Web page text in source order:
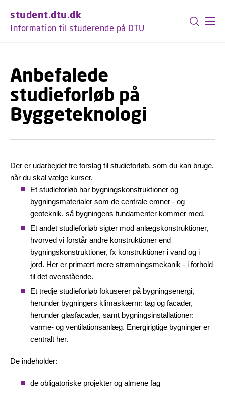
student.dtu.dk
Information til studerende på DTU
Anbefalede
studieforløb på
Byggeteknologi
Der er udarbejdet tre forslag til studieforløb, som du kan bruge,
når du skal vælge kurser.
Et studieforløb har bygningskonstruktioner og
bygningsmaterialer som de centrale emner - og
geoteknik, så bygningens fundamenter kommer med.
Et andet studieforløb sigter mod anlægskonstruktioner,
hvorved vi forstår andre konstruktioner end
bygningskonstruktioner, fx konstruktioner i vand og i
jord. Her er primært mere strømningsmekanik - i forhold
til det ovenstående.
Et tredje studieforløb fokuserer på bygningsenergi,
herunder bygningers klimaskærm: tag og facader,
herunder glasfacader, samt bygningsinstallationer:
varme- og ventilationsanlæg. Energirigtige bygninger er
centralt her.
De indeholder:
de obligatoriske projekter og almene fag